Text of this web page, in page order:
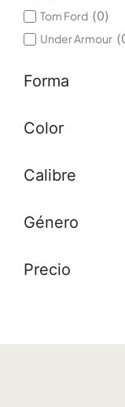
Tom Ford (0)
Under Armour (
Forma
Color
Calibre
Género
Precio